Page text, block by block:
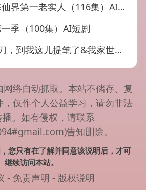
界第一老实人（116集）AI短剧
季（100集）AI短剧
了&我家世代提刀到我这儿提笔了(第一季)（90集）AI短剧
络自动抓取。本站不储存、复
仅作个人公益学习，请勿非法
。如有侵权，请联系
告知删除。
您只有在了解并同意该说明后，才可
继续访问本站。
- 免责声明 - 版权说明